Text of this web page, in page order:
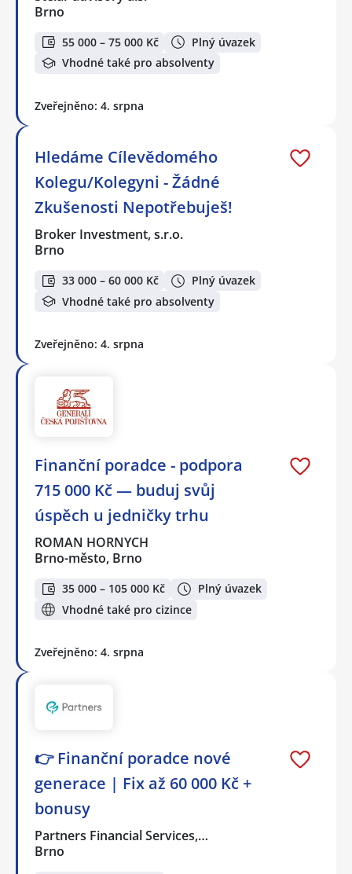
Brno
55 000 – 75 000 Kč
Plný úvazek
Vhodné také pro absolventy
Zveřejněno: 4. srpna
Hledáme Cílevědomého
Kolegu/Kolegyni - Žádné
Zkušenosti Nepotřebuješ!
Broker Investment, s.r.o.
Brno
33 000 – 60 000 Kč
Plný úvazek
Vhodné také pro absolventy
Zveřejněno: 4. srpna
Finanční poradce - podpora
715 000 Kč — buduj svůj
úspěch u jedničky trhu
ROMAN HORNYCH
Brno-město, Brno
35 000 – 105 000 Kč
Plný úvazek
Vhodné také pro cizince
Zveřejněno: 4. srpna
👉 Finanční poradce nové
generace | Fix až 60 000 Kč +
bonusy
Partners Financial Services,…
Brno